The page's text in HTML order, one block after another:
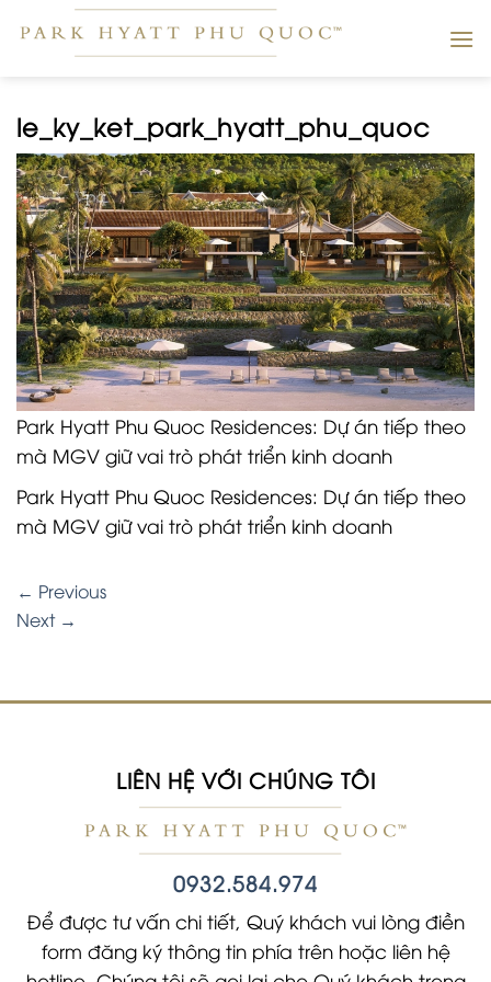
le_ky_ket_park_hyatt_phu_quoc
Park Hyatt Phu Quoc Residences: Dự án tiếp theo
mà MGV giữ vai trò phát triển kinh doanh
Park Hyatt Phu Quoc Residences: Dự án tiếp theo
mà MGV giữ vai trò phát triển kinh doanh
← Previous
Next →
LIÊN HỆ VỚI CHÚNG TÔI
0932.584.974
Để được tư vấn chi tiết, Quý khách vui lòng điền
form đăng ký thông tin phía trên hoặc liên hệ